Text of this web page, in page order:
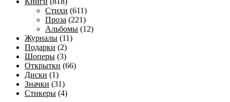
Стихи (611)
Проза (221)
Альбомы (12)
Журналы (11)
Подарки (2)
Шоперы (3)
Открытки (66)
Диски (1)
Значки (31)
Стикеры (4)